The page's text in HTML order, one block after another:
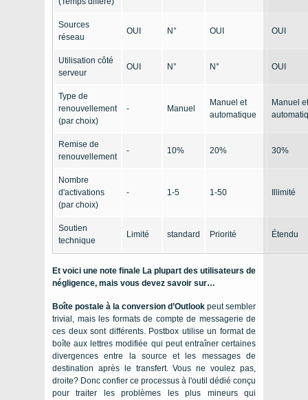
Sources
réseau
OUI N° OUI OUI
Utilisation côté
serveur
OUI N° N° OUI
Type de
renouvellement
(par choix)
- Manuel
Manuel et
automatique
Manuel et
Remise de
renouvellement
- 10% 20% 30%
Nombre
d'activations
(par choix)
- 1-5 1-50 Illimité
Soutien
technique
Limité standard Priorité Étendu
Et voici une note finale La plupart des utilisateurs de
négligence, mais vous devez savoir sur…
Boîte postale à la conversion d’Outlook peut sembler
trivial, mais les formats de compte de messagerie de
ces deux sont différents. Postbox utilise un format de
boîte aux lettres modifiée qui peut entraîner certaines
divergences entre la source et les messages de
destination après le transfert. Vous ne voulez pas,
droite? Donc confier ce processus à l'outil dédié conçu
pour traiter les problèmes les plus mineurs qui